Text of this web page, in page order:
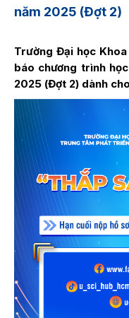
năm 2025 (Đợt 2)
Trường Đại học
báo chương trình
2025 (Đợt 2) dành